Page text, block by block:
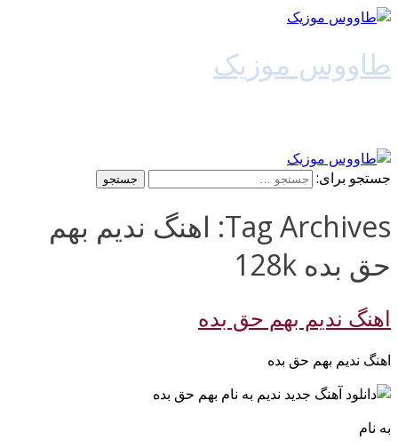
طاووس موزیک
جستجو برای:
Tag Archives: اهنگ ندیم بهم
حق بده 128k
اهنگ ندیم بهم حق بده
اهنگ ندیم بهم حق بده
به نام